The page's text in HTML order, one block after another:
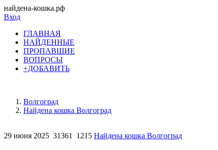
найдена-кошка.рф
Вход
ГЛАВНАЯ
НАЙДЕННЫЕ
ПРОПАВШИЕ
ВОПРОСЫ
+ДОБАВИТЬ
Волгоград
Найдена кошка Волгоград
29 июня 2025 31361 1215 Найдена кошка Волгоград